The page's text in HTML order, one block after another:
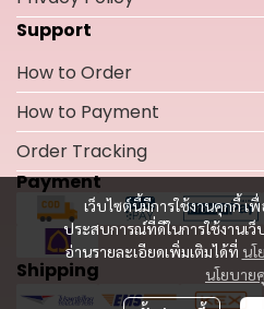
เว็บไซต์นี้มีการใช้งานคุกกี้
ประสบการณ์ที่ดีในการใช้งานเ
อ่านรายละเอียดเพิ่มเติมได้ที่ นโ
นโยบาย
Support
How to Order
How to Payment
Order Tracking
Payment
Shipping